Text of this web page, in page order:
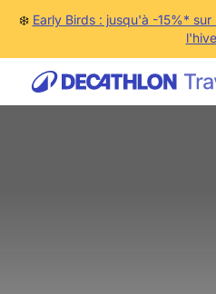
❄️ Early Birds : jusqu'à -15%*